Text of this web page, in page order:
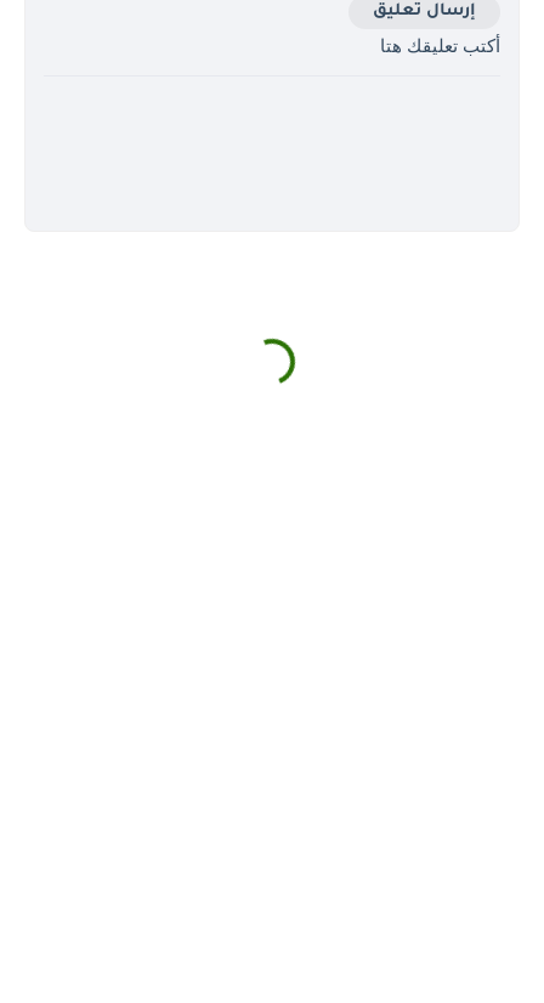
إرسال تعليق
أكتب تعليقك هتا